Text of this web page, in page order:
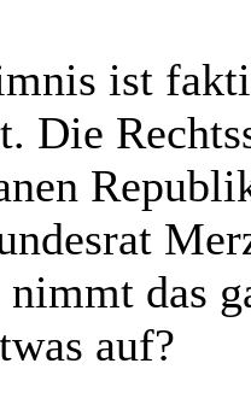
ist
Die
das
auf?